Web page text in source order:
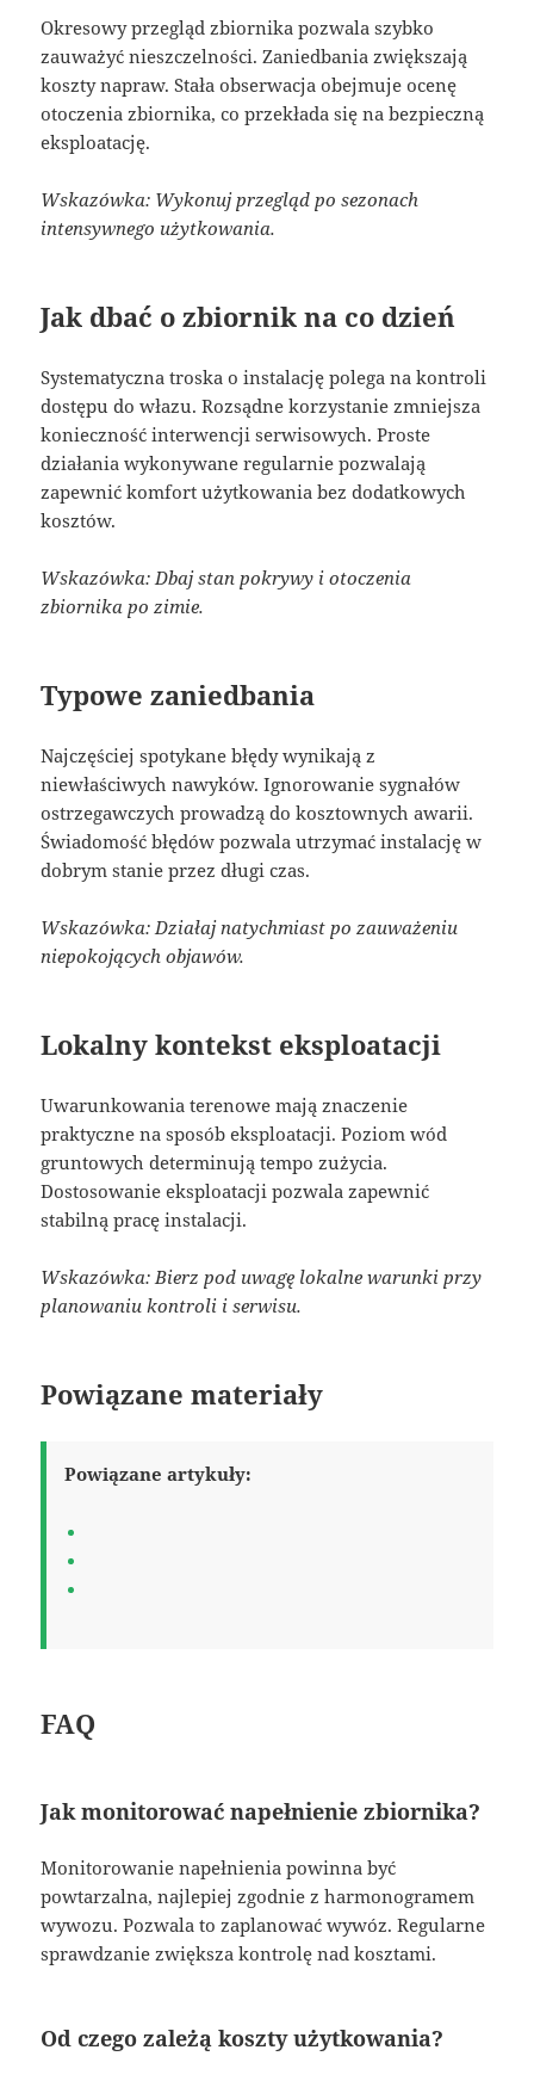
Okresowy przegląd zbiornika pozwala szybko
zauważyć nieszczelności. Zaniedbania zwiększają
koszty napraw. Stała obserwacja obejmuje ocenę
otoczenia zbiornika, co przekłada się na bezpieczną
eksploatację.
Wskazówka: Wykonuj przegląd po sezonach
intensywnego użytkowania.
Jak dbać o zbiornik na co dzień
Systematyczna troska o instalację polega na kontroli
dostępu do włazu. Rozsądne korzystanie zmniejsza
konieczność interwencji serwisowych. Proste
działania wykonywane regularnie pozwalają
zapewnić komfort użytkowania bez dodatkowych
kosztów.
Wskazówka: Dbaj stan pokrywy i otoczenia
zbiornika po zimie.
Typowe zaniedbania
Najczęściej spotykane błędy wynikają z
niewłaściwych nawyków. Ignorowanie sygnałów
ostrzegawczych prowadzą do kosztownych awarii.
Świadomość błędów pozwala utrzymać instalację w
dobrym stanie przez długi czas.
Wskazówka: Działaj natychmiast po zauważeniu
niepokojących objawów.
Lokalny kontekst eksploatacji
Uwarunkowania terenowe mają znaczenie
praktyczne na sposób eksploatacji. Poziom wód
gruntowych determinują tempo zużycia.
Dostosowanie eksploatacji pozwala zapewnić
stabilną pracę instalacji.
Wskazówka: Bierz pod uwagę lokalne warunki przy
planowaniu kontroli i serwisu.
Powiązane materiały
Powiązane artykuły:
FAQ
Jak monitorować napełnienie zbiornika?
Monitorowanie napełnienia powinna być
powtarzalna, najlepiej zgodnie z harmonogramem
wywozu. Pozwala to zaplanować wywóz. Regularne
sprawdzanie zwiększa kontrolę nad kosztami.
Od czego zależą koszty użytkowania?